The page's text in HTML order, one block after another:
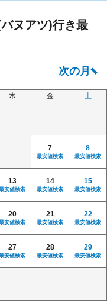
ヌアツ)行き最
木 金 土
7
最安値検索
8
最安値検索
13
安値検索
14
最安値検索
15
最安値検索
20
安値検索
21
最安値検索
22
最安値検索
27
安値検索
28
最安値検索
29
最安値検索